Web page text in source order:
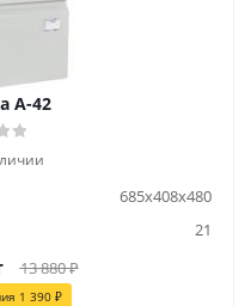
А-42
685х408х480
21
13 880₽
1 390₽